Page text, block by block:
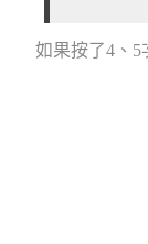
如果按了4、5